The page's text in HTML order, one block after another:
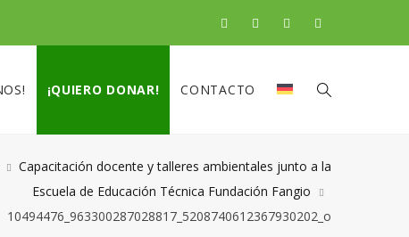
¡QUIERO DONAR! CONTACTO
Capacitación docente y talleres ambientales junto a la
Escuela de Educación Técnica Fundación Fangio
10494476_963300287028817_5208740612367930202_o